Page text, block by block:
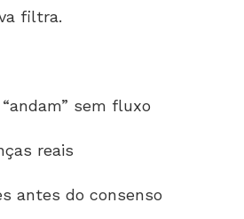
filtra.
sem fluxo
reais
antes do consenso